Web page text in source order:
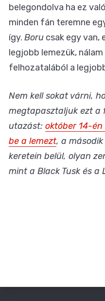
belegondolva ha ez
minden fán teremne
így. Boru csak egy van,
legjobb lemezük,
felhozatalából a
Nem kell sokat várni,
megtapasztaljuk ezt a
utazást: október 14-
be a lemezt, a
keretein belül, olyan
mint a Black Tusk és a